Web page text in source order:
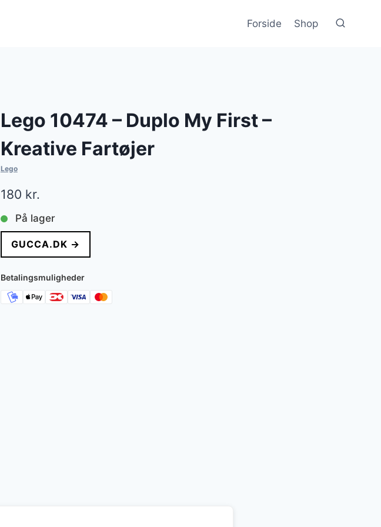
Forside Shop
Lego 10474 – Duplo My First –
Kreative Fartøjer
Lego
180 kr.
På lager
GUCCA.DK →
Betalingsmuligheder